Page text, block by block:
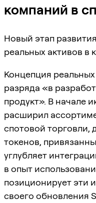
компаний в
Новый этап
реальных активов в
Концепция
разряда «в
продукт». В начале
расширил
спотовой торговли,
токенов,
углубляет
в опыт
позиционирует эти
своего обновления